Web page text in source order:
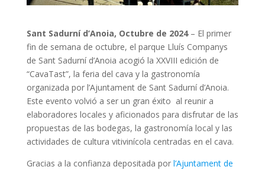
Sant Sadurní d’Anoia, Octubre de 2024– El primer
fin de semana de octubre, el parque Lluís Companys
de Sant Sadurní d’Anoia acogió la XXVIII edición de
“CavaTast”, la feria del cava y la gastronomía
organizada por l’Ajuntament de Sant Sadurní d’Anoia.
Este evento volvió a ser un gran éxito al reunir a
elaboradores locales y aficionados para disfrutar de las
propuestas de las bodegas, la gastronomía local y las
actividades de cultura vitivinícola centradas en el cava.
Gracias a la confianza depositada porl’Ajuntament de